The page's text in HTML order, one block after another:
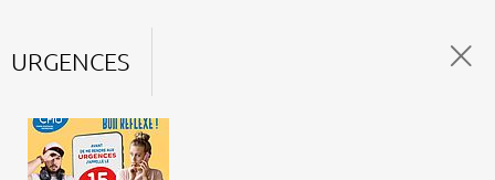
URGENCES